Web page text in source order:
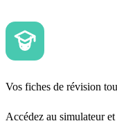
Vos fiches de révision
Accédez au simulateur